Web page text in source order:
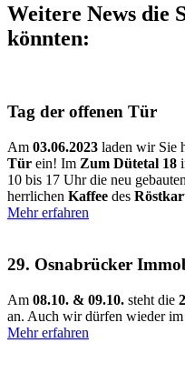
Weitere News die
könnten:
Tag der offenen Tür
Am 03.06.2023 laden wir Sie
Tür ein! Im Zum Dütetal 18
10 bis 17 Uhr die neu
herrlichen Kaffee des
Mehr erfahren
29. Osnabrücker
Am 08.10. & 09.10. steht die
an. Auch wir dürfen wieder
Mehr erfahren